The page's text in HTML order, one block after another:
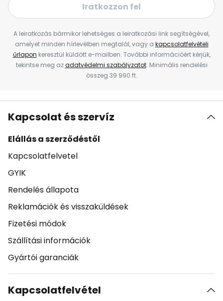
Iratkozzon fel
A leiratkozás bármikor lehetséges a leiratkozási link segítségével,
amelyet minden hírlevélben megtalál, vagy a kapcsolatfelvételi
űrlapon keresztül küldött e-mailben. További információért kérjük,
tekintse meg azadatvédelmi szabályzatot. Minimális rendelési
összeg 39 990 ft.
Kapcsolat és szervíz
Elállás a szerződéstől
Kapcsolatfelvetel
GYIK
Rendelés állapota
Reklamációk és visszaküldések
Fizetési módok
Szállítási információk
Gyártói garanciák
Kapcsolatfelvétel